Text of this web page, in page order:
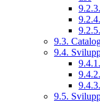
9.3.
9.4.
9.5.